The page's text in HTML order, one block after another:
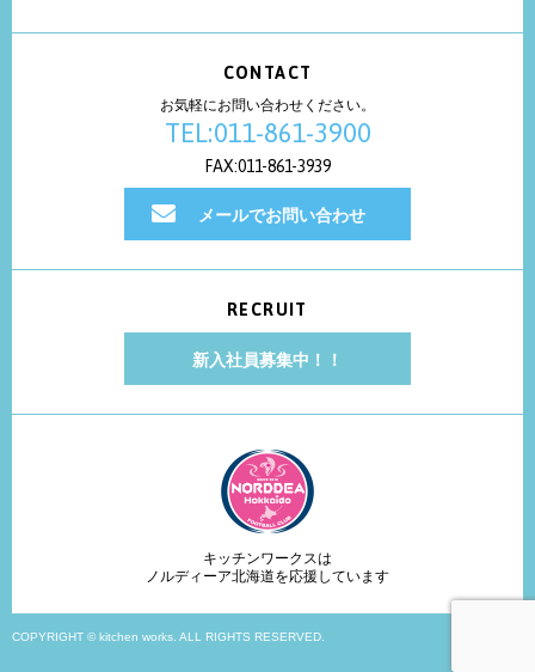
CONTACT
お気軽にお問い合わせください。
TEL:011-861-3900
FAX:011-861-3939
メールでお問い合わせ
RECRUIT
新入社員募集中！！
キッチンワークスは
ノルディーア北海道を応援しています
COPYRIGHT © kitchen works. ALL RIGHTS RESERVED.